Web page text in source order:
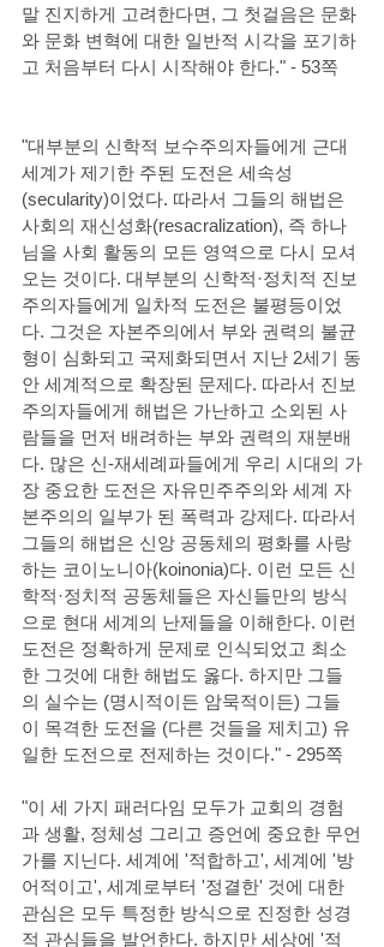
말 진지하게 고려한다면, 그 첫걸음은 문화
와 문화 변혁에 대한 일반적 시각을 포기하
고 처음부터 다시 시작해야 한다." - 53쪽
"대부분의 신학적 보수주의자들에게 근대
세계가 제기한 주된 도전은 세속성
(secularity)이었다. 따라서 그들의 해법은
사회의 재신성화(resacralization), 즉 하나
님을 사회 활동의 모든 영역으로 다시 모셔
오는 것이다. 대부분의 신학적·정치적 진보
주의자들에게 일차적 도전은 불평등이었
다. 그것은 자본주의에서 부와 권력의 불균
형이 심화되고 국제화되면서 지난 2세기 동
안 세계적으로 확장된 문제다. 따라서 진보
주의자들에게 해법은 가난하고 소외된 사
람들을 먼저 배려하는 부와 권력의 재분배
다. 많은 신-재세례파들에게 우리 시대의 가
장 중요한 도전은 자유민주주의와 세계 자
본주의의 일부가 된 폭력과 강제다. 따라서
그들의 해법은 신앙 공동체의 평화를 사랑
하는 코이노니아(koinonia)다. 이런 모든 신
학적·정치적 공동체들은 자신들만의 방식
으로 현대 세계의 난제들을 이해한다. 이런
도전은 정확하게 문제로 인식되었고 최소
한 그것에 대한 해법도 옳다. 하지만 그들
의 실수는 (명시적이든 암묵적이든) 그들
이 목격한 도전을 (다른 것들을 제치고) 유
일한 도전으로 전제하는 것이다." - 295쪽
"이 세 가지 패러다임 모두가 교회의 경험
과 생활, 정체성 그리고 증언에 중요한 무언
가를 지닌다. 세계에 '적합하고', 세계에 '방
어적이고', 세계로부터 '정결한' 것에 대한
관심은 모두 특정한 방식으로 진정한 성경
적 관심들을 발언한다. 하지만 세상에 '적